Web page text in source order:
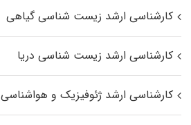
کارشناسی ارشد زیست‌ شناسی گیاهی
کارشناسی ارشد زیست‌ شناسی دریا
کارشناسی ارشد ژئوفیزیک و هواشناسی